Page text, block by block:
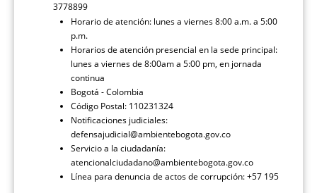
3778899
Horario de atención: lunes a viernes 8:00 a.m. a 5:00
p.m.
Horarios de atención presencial en la sede principal:
lunes a viernes de 8:00am a 5:00 pm, en jornada
continua
Bogotá - Colombia
Código Postal: 110231324
Notificaciones judiciales:
defensajudicial@ambientebogota.gov.co
Servicio a la ciudadanía:
atencionalciudadano@ambientebogota.gov.co
Línea para denuncia de actos de corrupción: +57 195